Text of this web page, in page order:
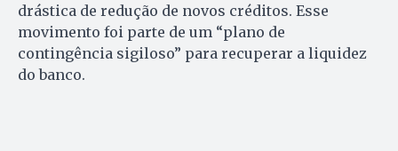
drástica de redução de novos créditos. Esse
movimento foi parte de um “plano de
contingência sigiloso” para recuperar a liquidez
do banco.